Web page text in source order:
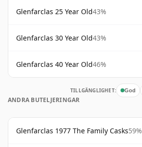
Glenfarclas 25 Year Old43%
Glenfarclas 30 Year Old43%
Glenfarclas 40 Year Old46%
TILLGÄNGLIGHET: God
ANDRA BUTELJERINGAR
Glenfarclas 1977 The Family Casks59%